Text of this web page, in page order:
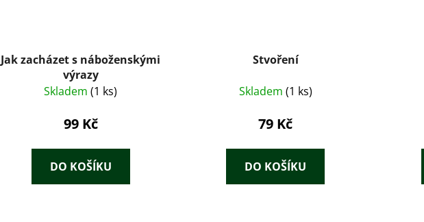
Jak zacházet s náboženskými
výrazy
Skladem(1 ks)
99 Kč
DO KOŠÍKU
Stvoření
Skladem (1 ks)
79 Kč
DO KOŠÍKU